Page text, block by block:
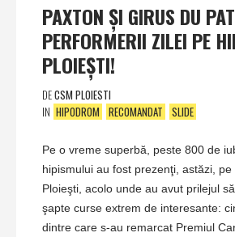
PAXTON ŞI GIRUS DU
PERFORMERII ZILEI PE
PLOIEŞTI!
DECSM PLOIESTI
IN HIPODROM RECOMANDAT SLIDE
Pe o vreme superbă, peste 800 de
hipismului au fost prezenţi, astăzi,
Ploieşti, acolo unde au avut prilejul
şapte curse extrem de interesante:
dintre care s-au remarcat Premiul